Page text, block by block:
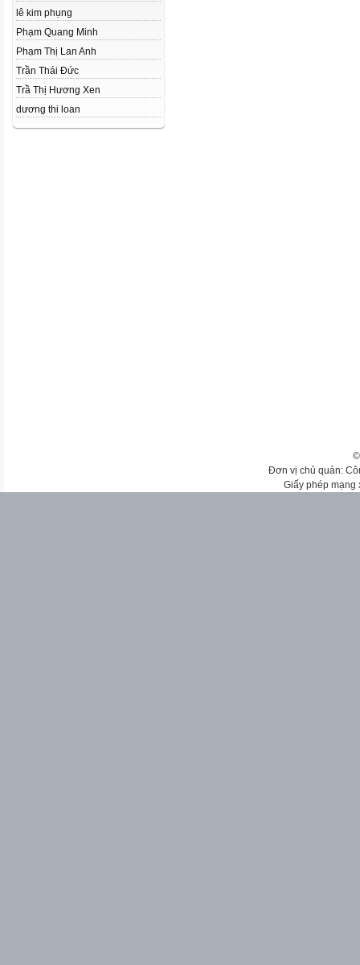
lê kim phụng
Phạm Quang Minh
Phạm Thị Lan Anh
Trần Thái Đức
Trầ Thị Hương Xen
dương thi loan
Đơn vị chủ quản:
Giấy phép mạng